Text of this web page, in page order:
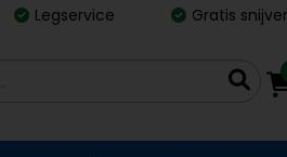
Legservice Gratis